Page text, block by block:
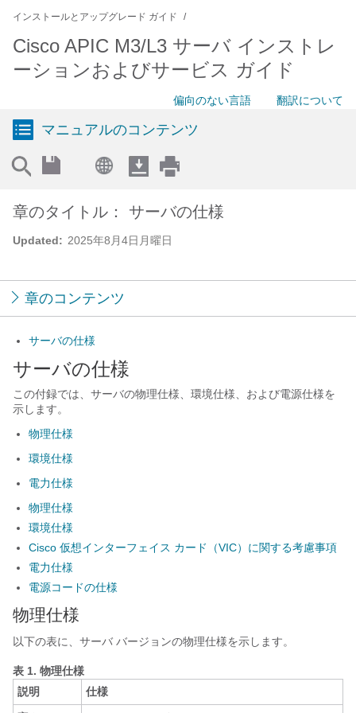
インストールとアップグレード ガイド
Cisco APIC M3/L3 サーバ インストレ
ーションおよびサービス ガイド
偏向のない言語 翻訳について
マニュアルのコンテンツ
Updated: 2025年8月4日月曜日
章のタイトル： サーバの仕様
章のコンテンツ
サーバの仕様
サーバの仕様
この付録では、サーバの物理仕様、環境仕様、および電源仕様を
示します。
物理仕様
環境仕様
電力仕様
物理仕様
環境仕様
Cisco 仮想インターフェイス カード（VIC）に関する考慮事項
電力仕様
電源コードの仕様
物理仕様
以下の表に、サーバ バージョンの物理仕様を示します。
表 1. 物理仕様
説明
仕様